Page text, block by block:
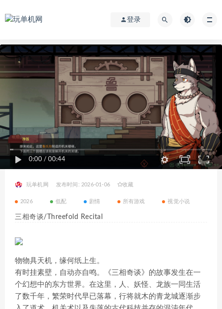
登录
0:00 / 00:44
玩单机网 发布时间: 2026-01-06 收藏
2026 低配 剧情 所有游戏 视觉小说
三相奇谈/Threefold Recital
物物具天机，缘何纸上生。
有时挂素壁，自动亦自鸣。《三相奇谈》的故事发生在一
个幻想中的东方世界。在这里，人、妖怪、龙族一同生活
了数千年，繁荣时代早已落幕，行将就木的青龙城逐渐步